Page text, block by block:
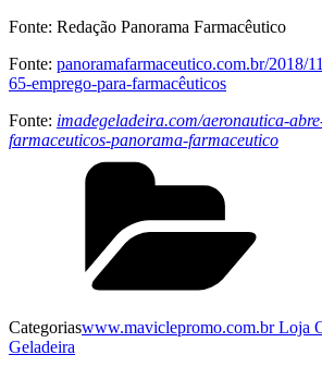
Fonte: Redação Panorama Farmacêutico
Fonte: panoramafarmaceutico.com.br/2018/
65-emprego-para-farmacêuticos
Fonte: imadegeladeira.com/aeronautica-
farmaceuticos-panorama-farmaceutico
Categoriaswww.maviclepromo.com.br Loja
Geladeira